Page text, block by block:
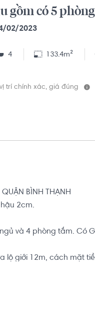
gồm có 5
02/2023
4 133.4m²
trí chính xác, giá đúng
BÌNH THẠNH
2cm.
và 4 phòng tắm. Có
lộ giới 12m, cách mặt
có 25 phòng đang cho